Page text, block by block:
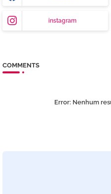
instagram
COMMENTS
Error: Nenhum